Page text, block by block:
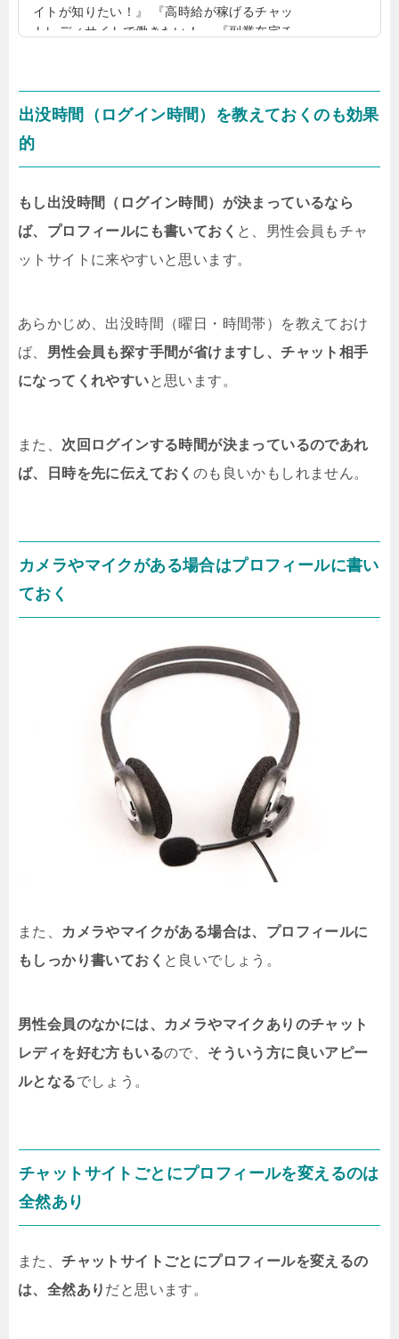
イトが知りたい！』 『高時給が稼げるチャッ
トレディサイトで働きたい！』 『副業在宅チ
くないでしょう。そこで今回は、最大時給が
高いチャットサイトをご紹介いたします！在
ング！副業在宅チャットレディ向けに、おす
すめなチャットサイトが知りたい方も少なく
（2ショットチャット）に、在宅チャットレデ
ィ向け人気サ...
出没時間（ログイン時間）を教えておくのも効果
的
もし出没時間（ログイン時間）が決まっているなら
ば、プロフィールにも書いておく と、男性会員もチャ
ットサイトに来やすいと思います。
あらかじめ、出没時間（曜日・時間帯）を教えておけ
ば、 男性会員も探す手間が省けますし、チャット相手
になってくれやすいと思います。
また、 次回ログインする時間が決まっているのであれ
ば、日時を先に伝えておく のも良いかもしれません。
カメラやマイクがある場合はプロフィールに書い
ておく
また、
カメラやマイクがある場合は、プロフィールに
もしっかり書いておく と良いでしょう。
男性会員のなかには、カメラやマイクありのチャット
レディを好む方もいるので、 そういう方に良いアピー
ルとなるでしょう。
チャットサイトごとにプロフィールを変えるのは
全然あり
また、チャットサイトごとにプロフィールを変えるの
は、全然あり だと思います。